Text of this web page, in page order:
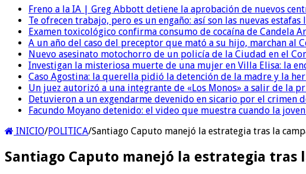
Freno a la IA | Greg Abbott detiene la aprobación de nuevos
Te ofrecen trabajo, pero es un engaño: así son las nuevas
Examen toxicológico confirma consumo de cocaína de Candela
A un año del caso del preceptor que mató a su hijo, marchan al
Nuevo asesinato motochorro de un policía de la Ciudad en el
Investigan la misteriosa muerte de una mujer en Villa Elisa: la
Caso Agostina: la querella pidió la detención de la madre y la
Un juez autorizó a una integrante de «Los Monos» a salir de la
Detuvieron a un exgendarme devenido en sicario por el crimen
Facundo Moyano detenido: el video que muestra cuando la
INICIO/POLITICA/Santiago Caputo manejó la estrategia tras la
Santiago Caputo manejó la estrategia tras